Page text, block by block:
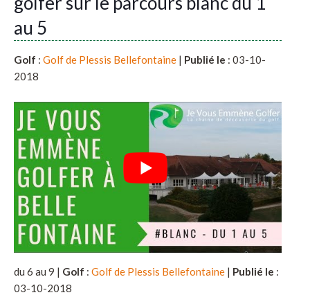
au 5
Golf : Golf de Plessis Bellefontaine | Publié le : 03-10-
2018
du 6 au 9 | Golf : Golf de Plessis Bellefontaine | Publié le :
03-10-2018